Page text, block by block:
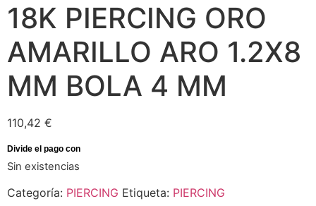
18K PIERCING ORO
AMARILLO ARO 1.2X8
MM BOLA 4 MM
110,42 €
Sin existencias
Categoría: PIERCING Etiqueta: PIERCING